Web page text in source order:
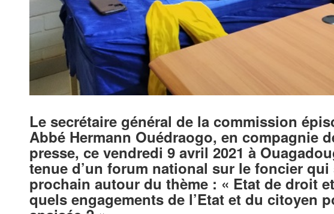
Le secrétaire général de la commission
Abbé Hermann Ouédraogo, en compagnie
presse, ce vendredi 9 avril 2021 à
tenue d’un forum national sur le foncier
prochain autour du thème : « Etat de droit
quels engagements de l’Etat et du citoyen